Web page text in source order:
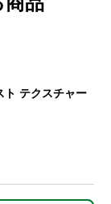
ト テクスチャー